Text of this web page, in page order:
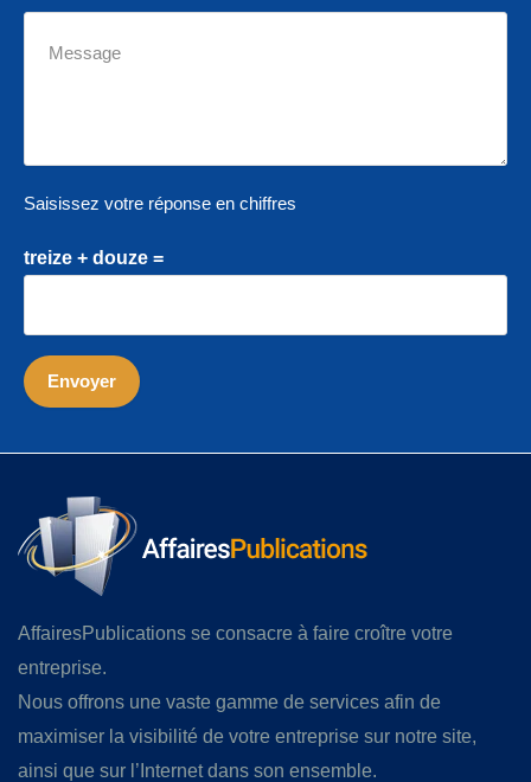
Saisissez votre réponse en chiffres
treize + douze =
AffairesPublications se consacre à faire croître votre
entreprise.
Nous offrons une vaste gamme de services afin de
maximiser la visibilité de votre entreprise sur notre site,
ainsi que sur l’Internet dans son ensemble.